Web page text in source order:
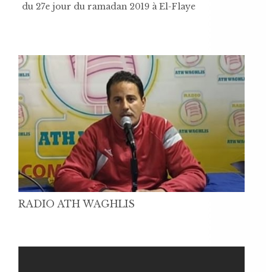
du 27e jour du ramadan 2019 à El-Flaye
RADIO ATH WAGHLIS